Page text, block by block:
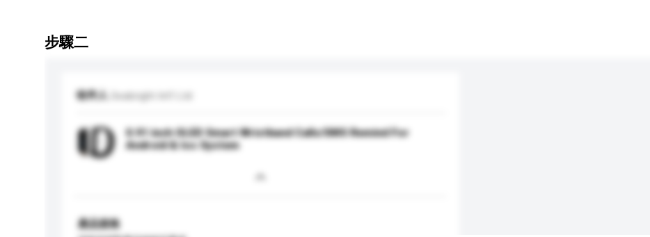
步驟二
收件人 Seabright Int'l Ltd
0.91 inch OLED Smart Wristband Calls/SMS Remind For
Android & Ios System
產品規格